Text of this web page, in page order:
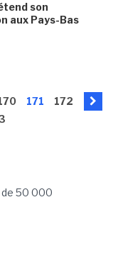
son
aux Pays-Bas
171
172
de 50 000